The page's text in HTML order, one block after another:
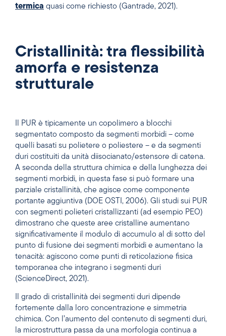
termica quasi come richiesto (Gantrade, 2021).
Cristallinità: tra flessibilità
amorfa e resistenza
strutturale
Il PUR è tipicamente un copolimero a blocchi
segmentato composto da segmenti morbidi – come
quelli basati su polietere o poliestere – e da segmenti
duri costituiti da unità diisocianato/estensore di catena.
A seconda della struttura chimica e della lunghezza dei
segmenti morbidi, in questa fase si può formare una
parziale cristallinità, che agisce come componente
portante aggiuntiva (DOE OSTI, 2006). Gli studi sui PUR
con segmenti polieteri cristallizzanti (ad esempio PEO)
dimostrano che queste aree cristalline aumentano
significativamente il modulo di accumulo al di sotto del
punto di fusione dei segmenti morbidi e aumentano la
tenacità: agiscono come punti di reticolazione fisica
temporanea che integrano i segmenti duri
(ScienceDirect, 2021).
Il grado di cristallinità dei segmenti duri dipende
fortemente dalla loro concentrazione e simmetria
chimica. Con l’aumento del contenuto di segmenti duri,
la microstruttura passa da una morfologia continua a